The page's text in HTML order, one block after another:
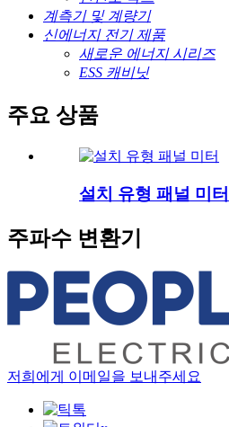
계측기 및 계량기
신에너지 전기 제품
새로운 에너지 시리즈
ESS 캐비닛
주요 상품
설치 유형 패널 미터
주파수 변환기
저희에게 이메일을 보내주세요